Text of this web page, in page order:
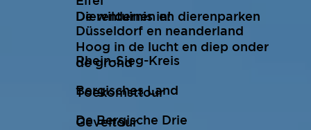
De wildernis in!
Hoog in de lucht en diep onder
de grond
Toekomsttour
Geveltour
Düsseldorf en neanderland
Rhein-Sieg-Kreis
Bergisches Land
De Bergische Drie
Dierentuinen en dierenparken